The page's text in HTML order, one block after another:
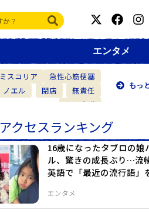
エンタメ
ミスコリア
急性心筋梗塞
ノエル 閉店
無責任
仲間意識
もっ
アクセスランキング
エンタメ
16歳になったタブロの娘
ル、驚きの成長ぶり…流
英語で「最近の流行語」